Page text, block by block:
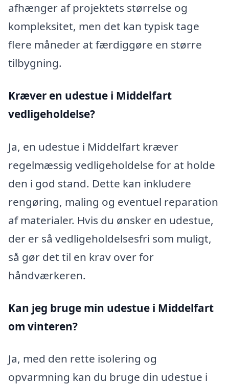
afhænger af projektets størrelse og
kompleksitet, men det kan typisk tage
flere måneder at færdiggøre en større
tilbygning.
Kræver en udestue i Middelfart
vedligeholdelse?
Ja, en udestue i Middelfart kræver
regelmæssig vedligeholdelse for at holde
den i god stand. Dette kan inkludere
rengøring, maling og eventuel reparation
af materialer. Hvis du ønsker en udestue,
der er så vedligeholdelsesfri som muligt,
så gør det til en krav over for
håndværkeren.
Kan jeg bruge min udestue i Middelfart
om vinteren?
Ja, med den rette isolering og
opvarmning kan du bruge din udestue i